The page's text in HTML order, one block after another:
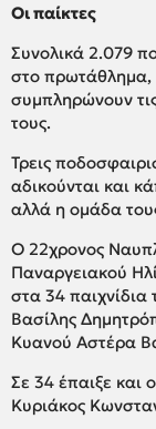
Οι παίκτες
Συνολικά 2.079
στο πρωτάθλημα,
συμπληρώνουν
τους.
Τρεις
αδικούνται και
αλλά η ομάδα
Ο 22χρονος
Παναργειακού
στα 34 παιχνίδια
Βασίλης
Κυανού Αστέρα
Σε 34 έπαιξε και
Κυριάκος